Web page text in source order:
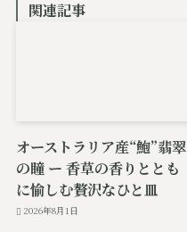
関連記事
オーストラリア産“鮑”翡翠
の瞳 ー 香草の香りととも
に愉しむ贅沢なひと皿
2026年8月1日